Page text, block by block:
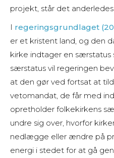
projekt, står det
I regeringsgrundlaget
er et kristent land, og den
kirke indtager en særstatus
særstatus vil regeringen
at den gør ved fortsat at
vetomandat, de får med
opretholder folkekirkens
undre sig over, hvorfor
nedlægge eller ændre på
energi i stedet for at gå